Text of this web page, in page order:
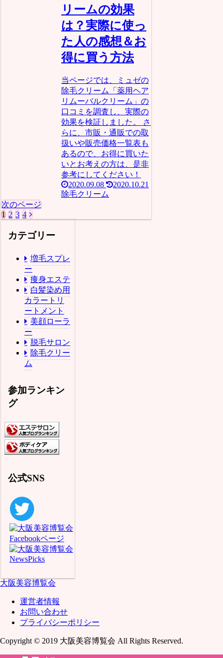
リームの効果
は？実際に使っ
た人の感想＆お
得に買う方法
当ページでは、ミュゼの
除毛クリーム「薬用ヘア
リムーバルクリーム」の
口コミを調査し、実際の
効果を検証しました。 さ
らに、市販・通販での取
扱いや販売価格一覧表も
あるので、お得に買いた
いとお考えの方は、是非
参考にしてください！
2020.09.08
2020.10.21
除毛クリーム
次のページ
1 2 3 4
カテゴリー
増毛スプレ
ー
痩身エステ
白髪染め用
カラートリ
ートメント
美顔ローラ
ー
脱毛サロン
除毛クリー
ム
参加ランキン
グ
公式SNS
大阪美容博覧会
運営者情報
お問い合わせ
プライバシーポリシー
Copyright © 2019 大阪美容博覧会 All Rights Reserved.